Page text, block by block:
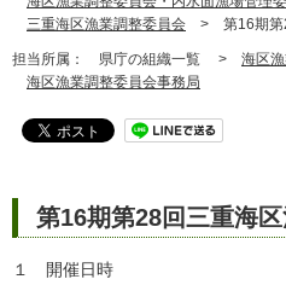
三重海区漁業調整委員会 > 第16期第
担当所属： 県庁の組織一覧 > 海区
海区漁業調整委員会事務局
第16期第28回三重海
１ 開催日時